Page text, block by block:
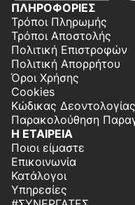
ΠΛΗΡΟΦΟΡΙΕΣ
Τρόποι Πληρωμής
Τρόποι Αποστολής
Πολιτική Επιστροφών
Πολιτική Απορρήτου
Όροι Χρήσης
Cookies
Κώδικας Δεοντολογίας
Παρακολούθηση
Η ΕΤΑΙΡΕΙΑ
Ποιοι είμαστε
Επικοινωνία
Κατάλογοι
Υπηρεσίες